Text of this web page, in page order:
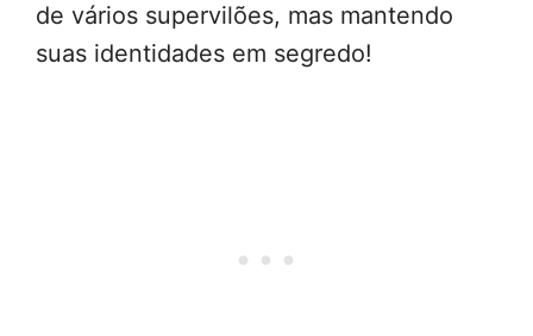
de vários supervilões, mas mantendo
suas identidades em segredo!